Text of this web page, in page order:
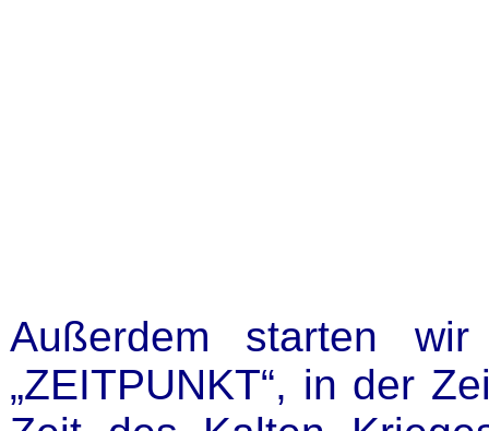
Außerdem starten
„ZEITPUNKT“, in der